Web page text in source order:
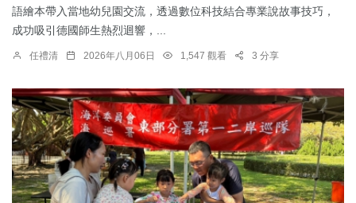
語繪本帶入當地幼兒園交流，透過數位科技結合專業說故事技巧，
成功吸引德國師生熱烈迴響，...
任禮清 2026年八月06日 1,547 觀看 3 分享